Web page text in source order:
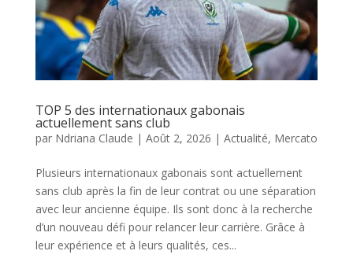
TOP 5 des internationaux gabonais
actuellement sans club
par Ndriana Claude | Août 2, 2026 | Actualité, Mercato
Plusieurs internationaux gabonais sont actuellement
sans club après la fin de leur contrat ou une séparation
avec leur ancienne équipe. Ils sont donc à la recherche
d’un nouveau défi pour relancer leur carrière. Grâce à
leur expérience et à leurs qualités, ces...